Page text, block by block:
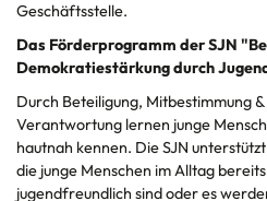
Geschäftsstelle.
Das Förderprogramm der SJN
Demokratiestärkung durch
Durch Beteiligung, Mitbestimmung
Verantwortung lernen junge
hautnah kennen. Die SJN
die junge Menschen im Alltag
jugendfreundlich sind oder es